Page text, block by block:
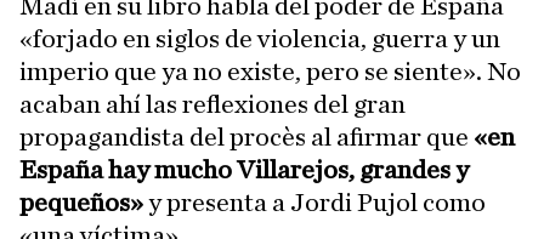
Madí en su libro habla del poder de España
«forjado en siglos de violencia, guerra y un
imperio que ya no existe, pero se siente». No
acaban ahí las reflexiones del gran
propagandista del procès al afirmar que «en
España hay mucho Villarejos, grandes y
pequeños»y presenta a Jordi Pujol como